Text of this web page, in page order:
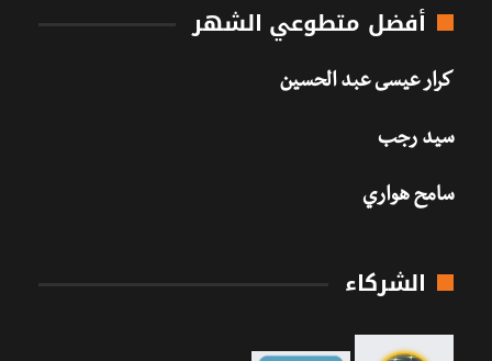
أفضل متطوعي الشهر
كرار عيسى عبد الحسين
سيد رجب
سامح هواري
الشركاء